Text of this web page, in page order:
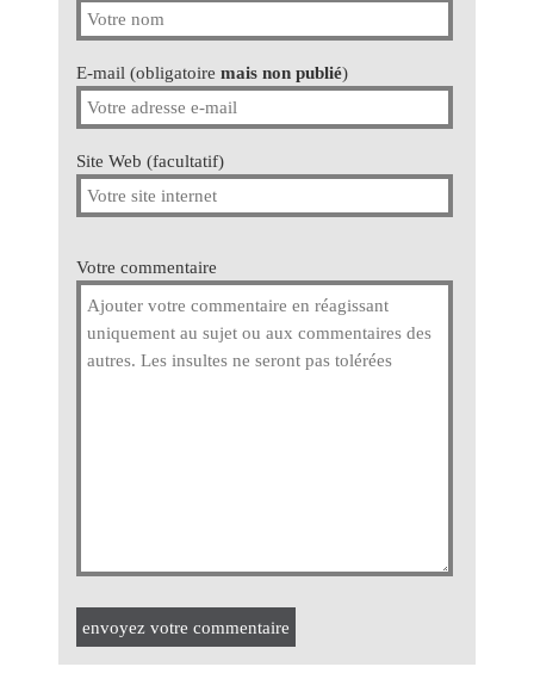
E-mail (obligatoire mais non publié)
Site Web (facultatif)
Votre commentaire
envoyez votre commentaire